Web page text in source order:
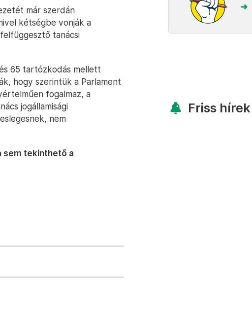
már szerdán
kétségbe vonják a
felfüggesztő tanácsi
65 tartózkodás mellett
hogy szerintük a Parlament
fogalmaz, a
jogállamisági
nem
sem tekinthető a
Friss hírek